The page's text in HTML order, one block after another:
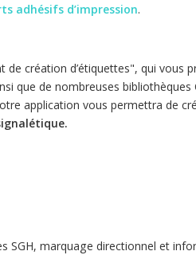
adhésifs d’impression.
de création d’étiquettes", qui vous
que de nombreuses bibliothèques
application vous permettra de
SGH, marquage directionnel et